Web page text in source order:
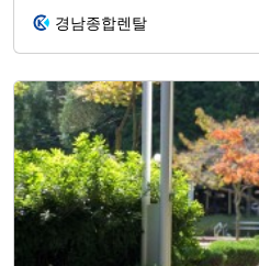
경남종합렌탈